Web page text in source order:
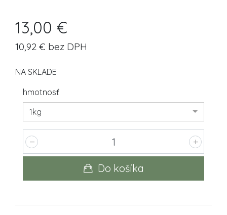
13,00 €
10,92 € bez DPH
NA SKLADE
hmotnosť
1kg
Do košíka